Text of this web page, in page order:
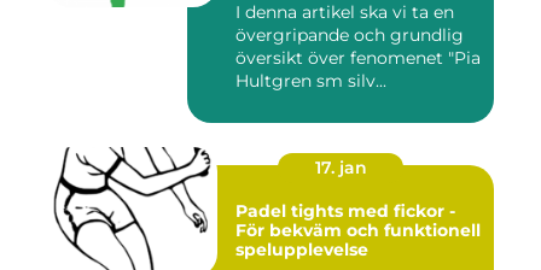
unika och vackra smycken i
silver
I denna artikel ska vi ta en
övergripande och grundlig
översikt över fenomenet "Pia
Hultgren sm silv...
17. jan
Padel tights med fickor -
För bekväm och funktionell
spelupplevelse